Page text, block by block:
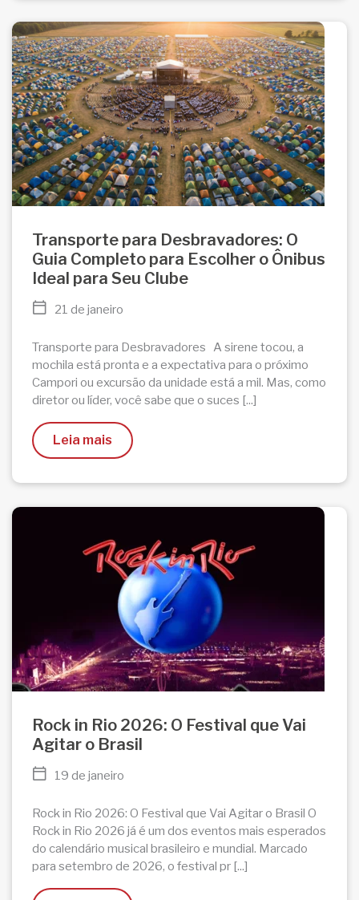
Transporte para Desbravadores: O
Guia Completo para Escolher o Ônibus
Ideal para Seu Clube
21 de janeiro
Transporte para Desbravadores A sirene tocou, a
mochila está pronta e a expectativa para o próximo
Campori ou excursão da unidade está a mil. Mas, como
diretor ou líder, você sabe que o suces [...]
Leia mais
Rock in Rio 2026: O Festival que Vai
Agitar o Brasil
19 de janeiro
Rock in Rio 2026: O Festival que Vai Agitar o Brasil O
Rock in Rio 2026 já é um dos eventos mais esperados
do calendário musical brasileiro e mundial. Marcado
para setembro de 2026, o festival pr [...]